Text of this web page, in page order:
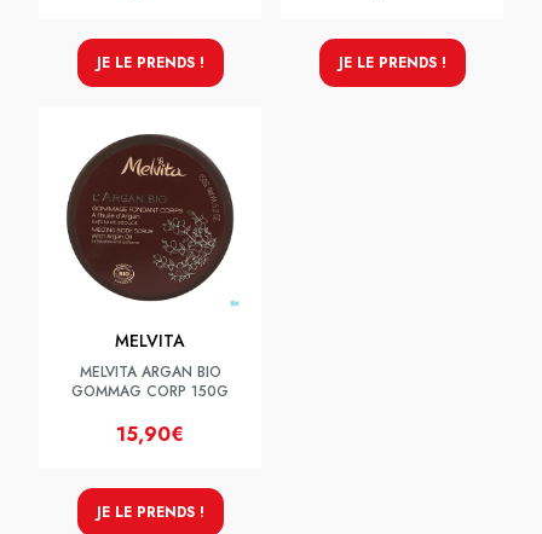
JE LE PRENDS ! JE LE PRENDS !
MELVITA
MELVITA ARGAN BIO
GOMMAG CORP 150G
15,90€
JE LE PRENDS !